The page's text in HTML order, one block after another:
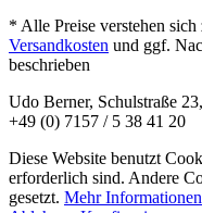
* Alle Preise verstehen
Versandkosten und ggf.
beschrieben
Udo Berner, Schulstraße
+49 (0) 7157 / 5 38 41 20
Diese Website benutzt
erforderlich sind. Andere
gesetzt. Mehr Informationen